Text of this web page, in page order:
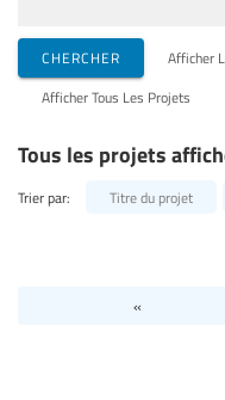
Organisations de mise en
Thèmes
CHERCHER Afficher
Afficher Tous Les Projets
Tous les projets
Trier par: Titre du projet
«